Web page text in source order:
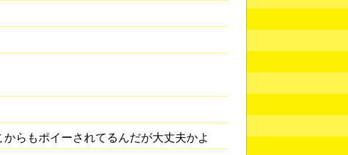
らもポイーされてるんだが大丈夫かよ